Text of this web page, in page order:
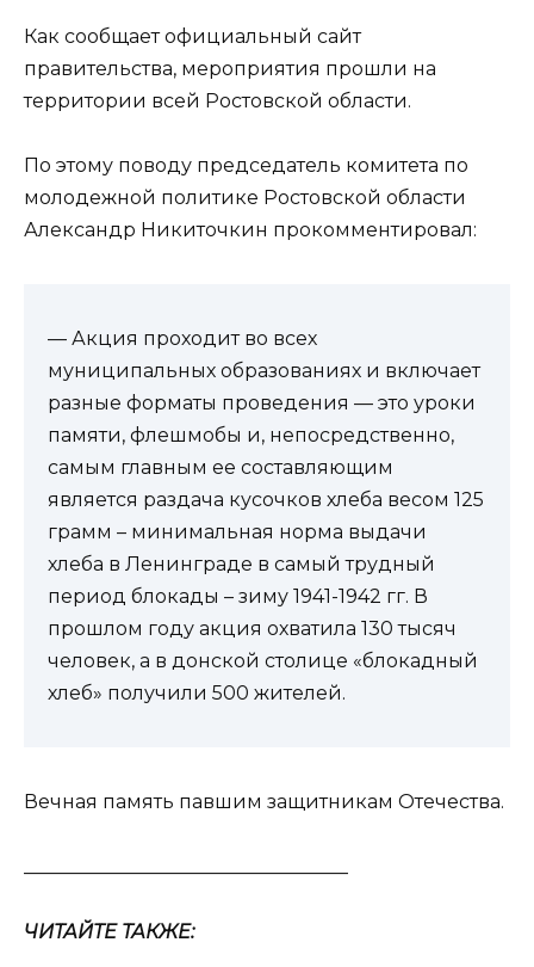
Как сообщает официальный сайт
правительства, мероприятия прошли на
территории всей Ростовской области.
По этому поводу председатель комитета по
молодежной политике Ростовской области
Александр Никиточкин прокомментировал:
— Акция проходит во всех
муниципальных образованиях и включает
разные форматы проведения — это уроки
памяти, флешмобы и, непосредственно,
самым главным ее составляющим
является раздача кусочков хлеба весом 125
грамм – минимальная норма выдачи
хлеба в Ленинграде в самый трудный
период блокады – зиму 1941-1942 гг. В
прошлом году акция охватила 130 тысяч
человек, а в донской столице «блокадный
хлеб» получили 500 жителей.
Вечная память павшим защитникам Отечества.
ЧИТАЙТЕ ТАКЖЕ: